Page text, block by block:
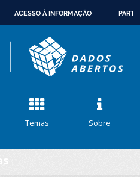
CONTEÚDO
ACESSO À INFORMAÇÃO
Temas Sobre